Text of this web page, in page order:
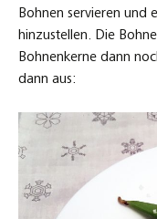
Bohnen servieren und
hinzustellen. Die
Bohnenkerne dann
dann aus: